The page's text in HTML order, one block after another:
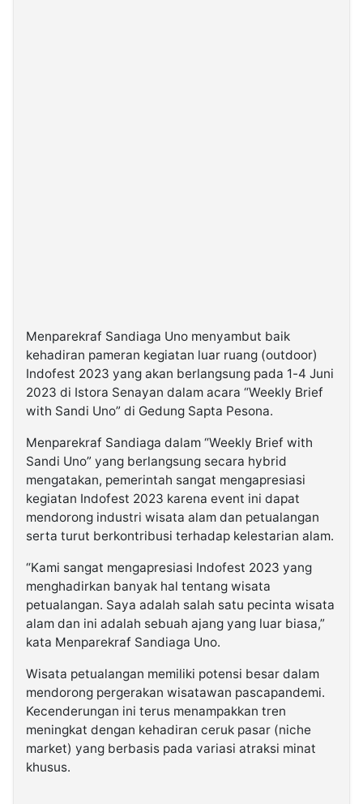
Menparekraf Sandiaga Uno menyambut baik
kehadiran pameran kegiatan luar ruang (outdoor)
Indofest 2023 yang akan berlangsung pada 1-4 Juni
2023 di Istora Senayan dalam acara “Weekly Brief
with Sandi Uno” di Gedung Sapta Pesona.
Menparekraf Sandiaga dalam “Weekly Brief with
Sandi Uno” yang berlangsung secara hybrid
mengatakan, pemerintah sangat mengapresiasi
kegiatan Indofest 2023 karena event ini dapat
mendorong industri wisata alam dan petualangan
serta turut berkontribusi terhadap kelestarian alam.
“Kami sangat mengapresiasi Indofest 2023 yang
menghadirkan banyak hal tentang wisata
petualangan. Saya adalah salah satu pecinta wisata
alam dan ini adalah sebuah ajang yang luar biasa,”
kata Menparekraf Sandiaga Uno.
Wisata petualangan memiliki potensi besar dalam
mendorong pergerakan wisatawan pascapandemi.
Kecenderungan ini terus menampakkan tren
meningkat dengan kehadiran ceruk pasar (niche
market) yang berbasis pada variasi atraksi minat
khusus.